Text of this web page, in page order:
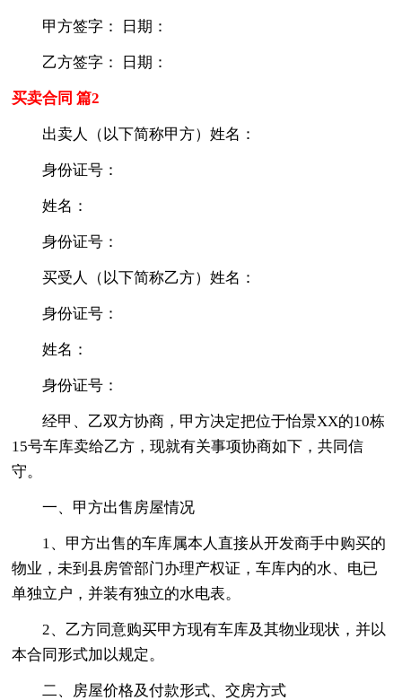
甲方签字： 日期：
乙方签字： 日期：
买卖合同 篇2
出卖人（以下简称甲方）姓名：
身份证号：
姓名：
身份证号：
买受人（以下简称乙方）姓名：
身份证号：
姓名：
身份证号：
经甲、乙双方协商，甲方决定把位于怡景XX的10栋
15号车库卖给乙方，现就有关事项协商如下，共同信
守。
一、甲方出售房屋情况
1、甲方出售的车库属本人直接从开发商手中购买的
物业，未到县房管部门办理产权证，车库内的水、电已
单独立户，并装有独立的水电表。
2、乙方同意购买甲方现有车库及其物业现状，并以
本合同形式加以规定。
二、房屋价格及付款形式、交房方式